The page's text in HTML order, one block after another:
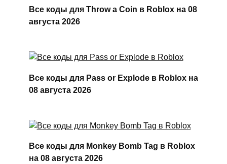
Все коды для Throw a Coin в Roblox на 08
августа 2026
Все коды для Pass or Explode в Roblox на
08 августа 2026
Все коды для Monkey Bomb Tag в Roblox
на 08 августа 2026